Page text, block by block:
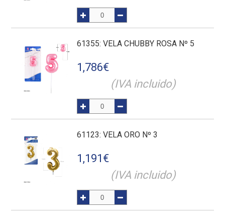
61355: VELA CHUBBY ROSA Nº 5
1,786€
(IVA incluido)
61123: VELA ORO Nº 3
1,191 €
(IVA incluido)